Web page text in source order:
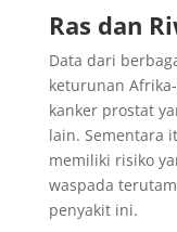
Ras dan
Data dari
keturunan
kanker prostat
lain. Sementara
memiliki risiko
waspada
penyakit ini.